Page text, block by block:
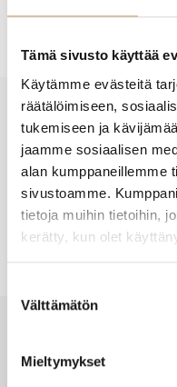
Tämä sivusto käyttää
Käytämme evästeitä
räätälöimiseen,
tukemiseen ja
jaamme sosiaalisen
alan kumppaneillemme
sivustoamme.
tietoja muihin tietoihin,
kerätty, kun olet
valinta
Välttämätön
Mieltymykset
-
New content loaded